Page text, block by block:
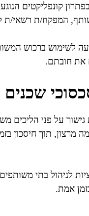
קונפליקטים
המפקח/ת רשאי/ת
לשימוש ברכוש
את חובתם.
שכנים
על פני הליכים
מרצון, תוך חיסכון
לניהול בתי
אמת.